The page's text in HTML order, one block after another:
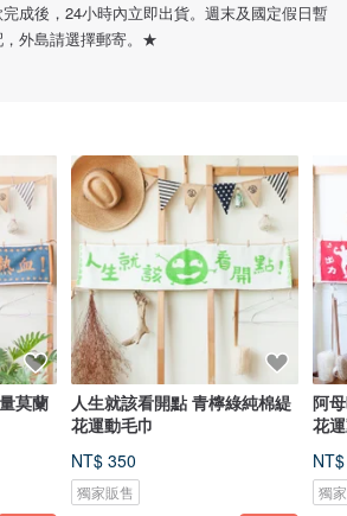
成後，24小時內立即出貨。週末及國定假日暫
外島請選擇郵寄。★
莫蘭
人生就該看開點 青檸綠純棉緹
花運動毛巾
NT$ 350
獨家販售
阿
花
獨